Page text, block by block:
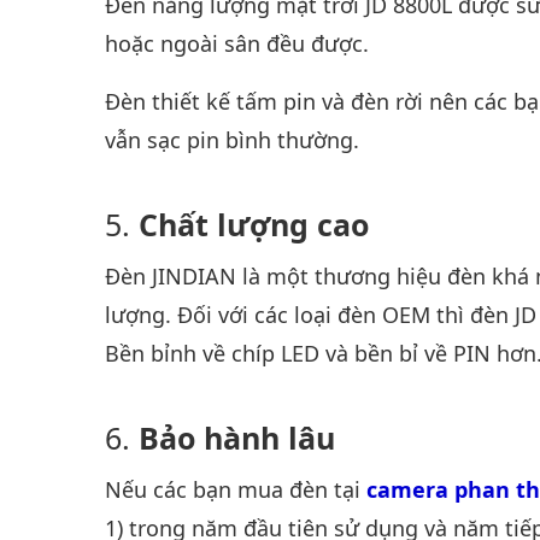
hoặc ngoài sân đều được.
Đèn thiết kế tấm pin và đèn rời nên các
vẫn sạc pin bình thường.
Chất lượng cao
Đèn JINDIAN là một thương hiệu đèn
lượng. Đối với các loại đèn OEM thì đèn
Bền bỉnh về chíp LED và bền bỉ về PIN
Bảo hành lâu
Nếu các bạn mua đèn tại camera phan
1) trong năm đầu tiên sử dụng và năm